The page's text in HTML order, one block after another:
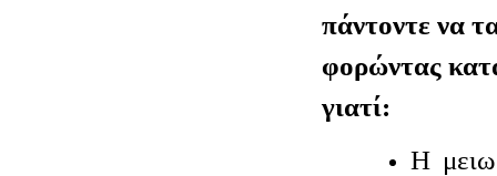
πάντοντε να
φορώντας
γιατί:
Η